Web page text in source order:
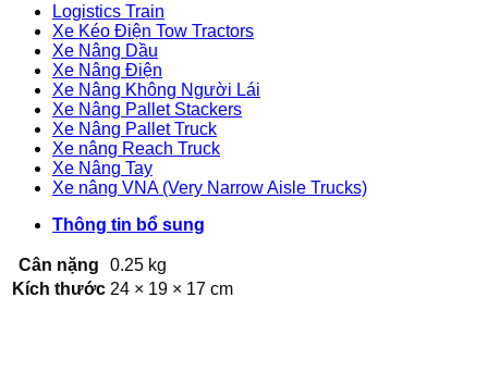
Logistics Train
Xe Kéo Điện Tow Tractors
Xe Nâng Dầu
Xe Nâng Điện
Xe Nâng Không Người Lái
Xe Nâng Pallet Stackers
Xe Nâng Pallet Truck
Xe nâng Reach Truck
Xe Nâng Tay
Xe nâng VNA (Very Narrow Aisle Trucks)
Thông tin bổ sung
Cân nặng
0.25 kg
Kích thước 24 × 19 × 17 cm